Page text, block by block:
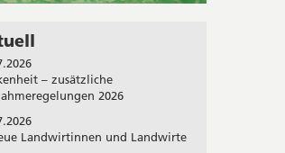
– zusätzliche
2026
Landwirtinnen und Landwirte